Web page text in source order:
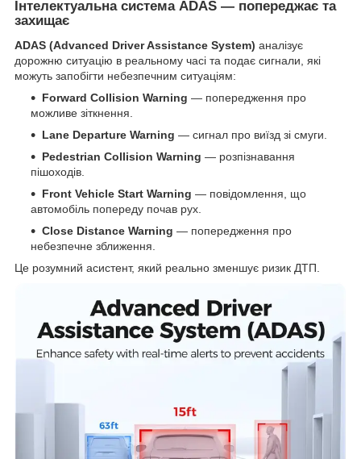
Інтелектуальна система ADAS — попереджає та
захищає
ADAS (Advanced Driver Assistance System) аналізує
дорожню ситуацію в реальному часі та подає сигнали, які
можуть запобігти небезпечним ситуаціям:
Forward Collision Warning — попередження про
можливе зіткнення.
Lane Departure Warning — сигнал про виїзд зі смуги.
Pedestrian Collision Warning — розпізнавання
пішоходів.
Front Vehicle Start Warning — повідомлення, що
автомобіль попереду почав рух.
Close Distance Warning — попередження про
небезпечне зближення.
Це розумний асистент, який реально зменшує ризик ДТП.